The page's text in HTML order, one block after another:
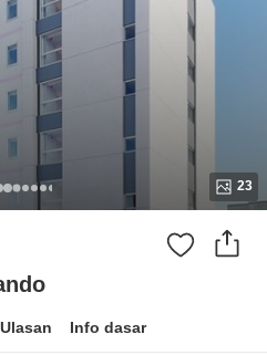
23
Ulasan Info dasar